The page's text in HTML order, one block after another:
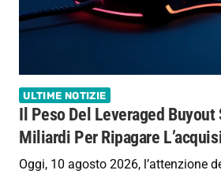
ULTIME NOTIZIE
Il Peso Del Leveraged Buyout
Miliardi Per Ripagare
Oggi, 10 agosto 2026, l’attenzione